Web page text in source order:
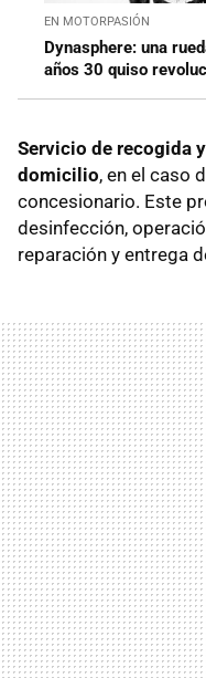
EN MOTORPASIÓN
Dynasphere: una
años 30 quiso
Servicio de recogida
domicilio, en el caso
concesionario. Este
desinfección,
reparación y entrega